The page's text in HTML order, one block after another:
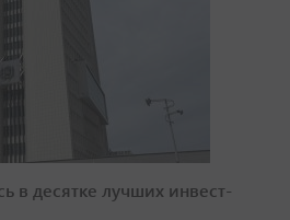
в десятке лучших инвест-